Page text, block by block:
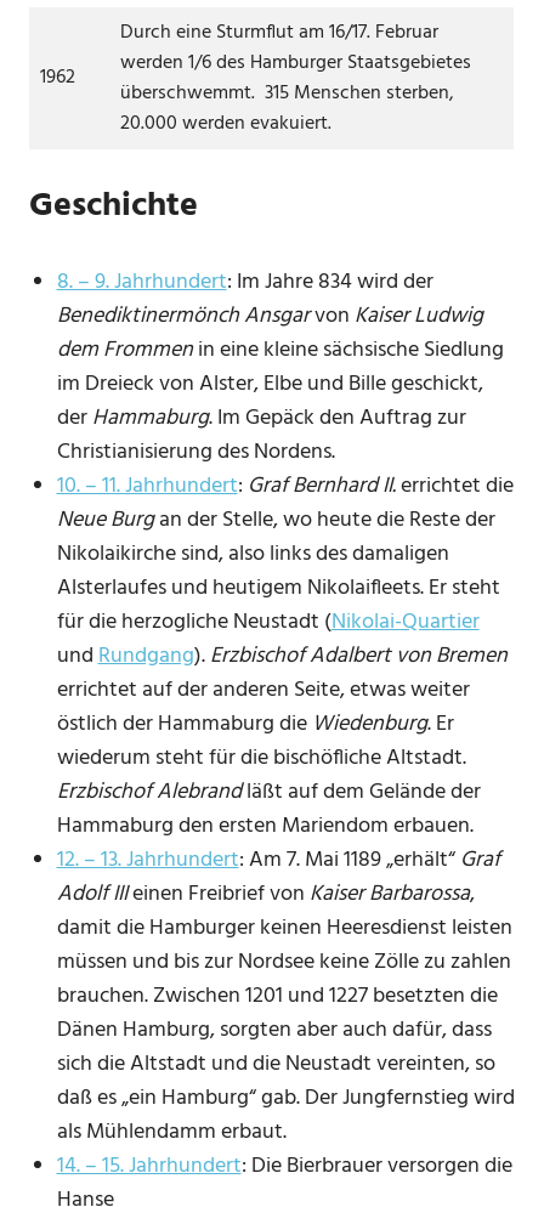
1962
Durch eine Sturmflut am 16/17. Februar
werden 1/6 des Hamburger Staatsgebietes
überschwemmt. 315 Menschen sterben,
20.000 werden evakuiert.
Geschichte
8. – 9. Jahrhundert: Im Jahre 834 wird der
Benediktinermönch Ansgarvon Kaiser Ludwig
dem Frommenin eine kleine sächsische Siedlung
im Dreieck von Alster, Elbe und Bille geschickt,
derHammaburg. Im Gepäck den Auftrag zur
Christianisierung des Nordens.
10. – 11. Jahrhundert: Graf Bernhard II.errichtet die
Neue Burgan der Stelle, wo heute die Reste der
Nikolaikirche sind, also links des damaligen
Alsterlaufes und heutigem Nikolaifleets. Er steht
für die herzogliche Neustadt (Nikolai-Quartier
undRundgang).Erzbischof Adalbert von Bremen
errichtet auf der anderen Seite, etwas weiter
östlich der Hammaburg die Wiedenburg. Er
wiederum steht für die bischöfliche Altstadt.
Erzbischof Alebrandläßt auf dem Gelände der
Hammaburg den ersten Mariendom erbauen.
12. – 13. Jahrhundert: Am 7. Mai 1189 „erhält“Graf
Adolf IIIeinen Freibrief von Kaiser Barbarossa,
damit die Hamburger keinen Heeresdienst leisten
müssen und bis zur Nordsee keine Zölle zu zahlen
brauchen. Zwischen 1201 und 1227 besetzten die
Dänen Hamburg, sorgten aber auch dafür, dass
sich die Altstadt und die Neustadt vereinten, so
daß es „ein Hamburg“ gab. Der Jungfernstieg wird
als Mühlendamm erbaut.
14. – 15. Jahrhundert: Die Bierbrauer versorgen die